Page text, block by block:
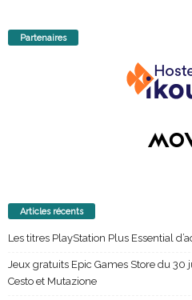
Partenaires
Articles récents
Les titres PlayStation Plus Essential
Jeux gratuits Epic Games Store du 30
Cesto et Mutazione